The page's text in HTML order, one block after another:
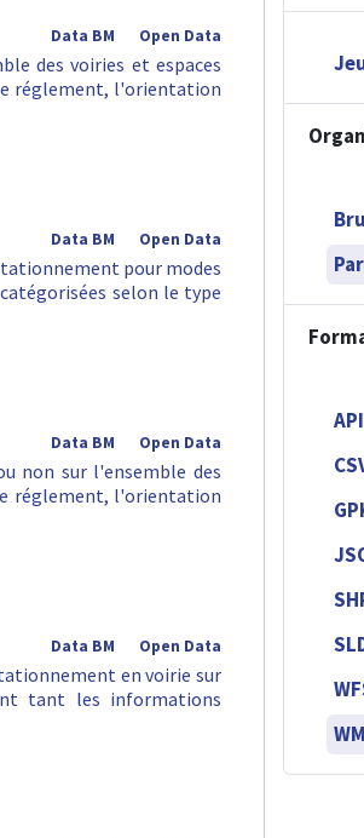
Open Data
Data BM
des voiries et espaces
réglement, l'orientation
Open Data
Data BM
pour modes
selon le type
Open Data
Data BM
non sur l'ensemble des
réglement, l'orientation
Open Data
Data BM
en voirie sur
tant les informations